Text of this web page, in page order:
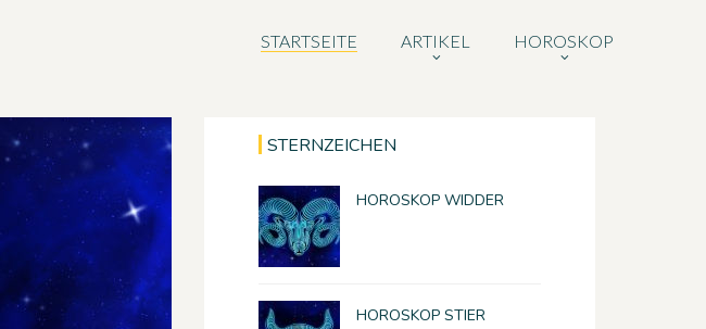
STARTSEITE ARTIKEL HOROSKOP
STERNZEICHEN
HOROSKOP WIDDER
HOROSKOP STIER